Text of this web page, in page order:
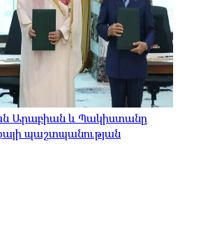
Արաբիան և Պակիստանը
պաշտպանության